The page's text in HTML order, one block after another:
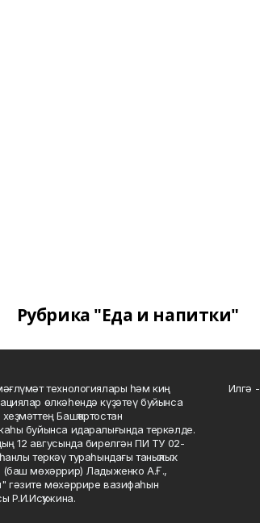
Рубрика "Еда и напитки"
технологиялары һәм киң
өлкәһендә күҙәтеү буйынса
Башҡортостан
буйынса идаралығында теркәлде.
12 авгусында бирелгән ПИ ТУ 02-
теркәү тураһындағы таныҡлыҡ.
(баш мөхәррир) Ладыженко А.Ғ.,
гәзите мөхәррире вазифаһын
Р.И.Исҡужина.
Илгә -